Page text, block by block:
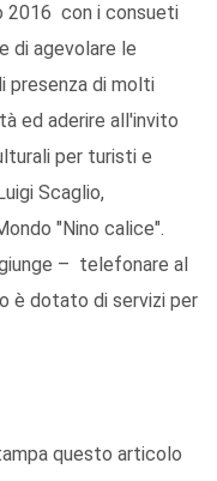
2016 con i consueti
di agevolare le
presenza di molti
ed aderire all'invito
per turisti e
Scaglio,
"Nino calice".
– telefonare al
è dotato di servizi per
questo articolo